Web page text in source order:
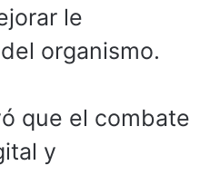
le
organismo.
que el combate
y